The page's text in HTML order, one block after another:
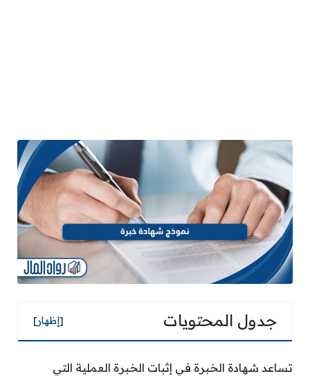
جدول المحتويات [إظهار]
تساعد شهادة الخبرة في إثبات الخبرة العملية التي